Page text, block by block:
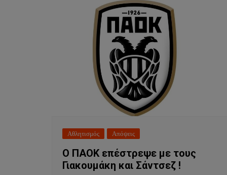
Αθλητισμός Απόψεις
Ο ΠΑΟΚ επέστρεψε με τους
Γιακουμάκη και Σάντσεζ !